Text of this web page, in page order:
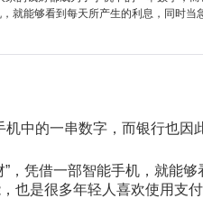
就能够看到每天所产生的利息，同时当
中的一串数字，而银行也因
，凭借一部智能手机，就能
也是很多年轻人喜欢使用支